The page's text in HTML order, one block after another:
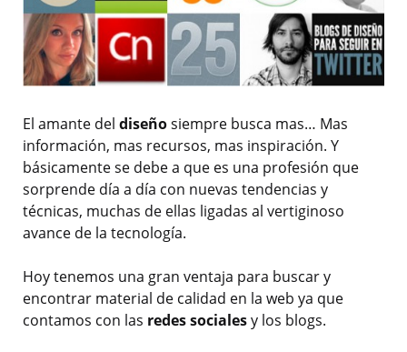
El amante del diseñosiempre busca mas… Mas
información, mas recursos, mas inspiración. Y
básicamente se debe a que es una profesión que
sorprende día a día con nuevas tendencias y
técnicas, muchas de ellas ligadas al vertiginoso
avance de la tecnología.
Hoy tenemos una gran ventaja para buscar y
encontrar material de calidad en la web ya que
contamos con las redes socialesy los blogs.